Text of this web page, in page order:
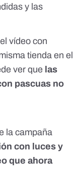
y las
vídeo con
tienda en el
ver que las
pascuas no
la campaña
con luces y
que ahora